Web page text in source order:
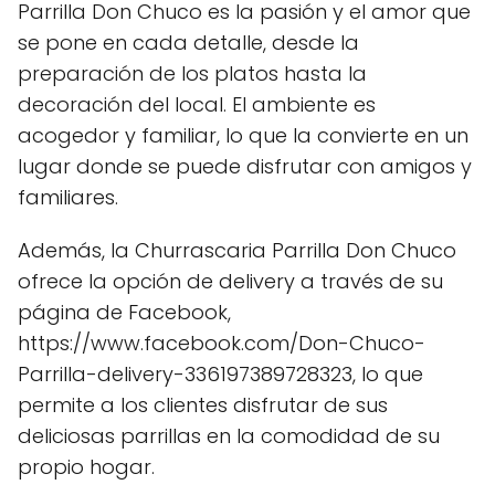
Parrilla Don Chuco es la pasión y el amor que
se pone en cada detalle, desde la
preparación de los platos hasta la
decoración del local. El ambiente es
acogedor y familiar, lo que la convierte en un
lugar donde se puede disfrutar con amigos y
familiares.
Además, la Churrascaria Parrilla Don Chuco
ofrece la opción de delivery a través de su
página de Facebook,
https://www.facebook.com/Don-Chuco-
Parrilla-delivery-336197389728323, lo que
permite a los clientes disfrutar de sus
deliciosas parrillas en la comodidad de su
propio hogar.